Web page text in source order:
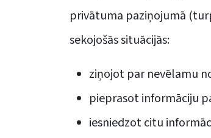
privātuma paziņojumā
sekojošās situācijās:
ziņojot par nevēlamu
pieprasot informāciju
iesniedzot citu